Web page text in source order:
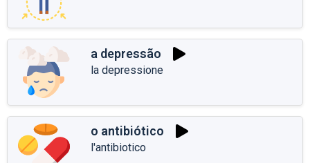
a depressão
la depressione
o antibiótico
l'antibiotico